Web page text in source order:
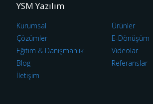
YSM Yazılım
Kurumsal
Ürünler
Çözümler
E-Dönüşüm
Eğitim & Danışmanlık
Videolar
Blog
Referanslar
İletişim